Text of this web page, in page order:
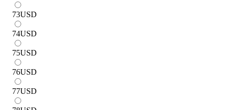
73USD
74USD
75USD
76USD
77USD